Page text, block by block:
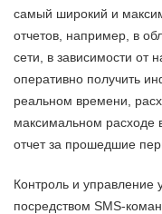
самый широкий и
отчетов, например, в
сети, в зависимости от
оперативно получить
реальном времени,
максимальном расходе
отчет за прошедшие
Контроль и управление
посредством SMS-